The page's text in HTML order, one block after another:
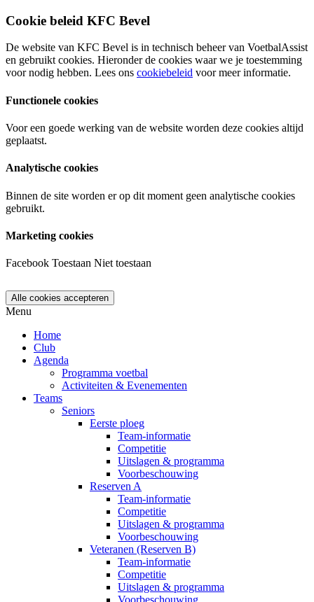
Cookie beleid KFC Bevel
De website van KFC Bevel is in technisch beheer van VoetbalAssist
en gebruikt cookies. Hieronder de cookies waar we je toestemming
voor nodig hebben. Lees ons cookiebeleid voor meer informatie.
Functionele cookies
Voor een goede werking van de website worden deze cookies altijd
geplaatst.
Analytische cookies
Binnen de site worden er op dit moment geen analytische cookies
gebruikt.
Marketing cookies
Facebook Toestaan Niet toestaan
Menu
Home
Club
Agenda
Programma voetbal
Activiteiten & Evenementen
Teams
Seniors
Eerste ploeg
Team-informatie
Competitie
Uitslagen & programma
Voorbeschouwing
Reserven A
Team-informatie
Competitie
Uitslagen & programma
Voorbeschouwing
Veteranen (Reserven B)
Team-informatie
Competitie
Uitslagen & programma
Voorbeschouwing